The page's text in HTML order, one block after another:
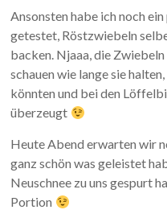
Ansonsten habe ich noch
getestet, Röstzwiebeln
backen. Njaaa, die
schauen wie lange sie
könnten und bei den
überzeugt
Heute Abend erwarten wir
ganz schön was geleistet
Neuschnee zu uns gespurt
Portion